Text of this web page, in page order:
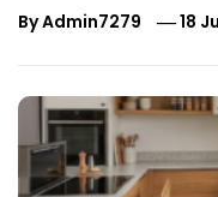
ByAdmin7279 18